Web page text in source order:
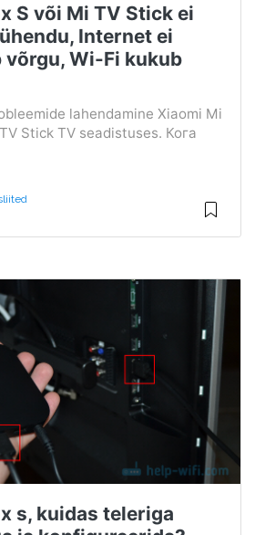
S või Mi TV Stick ei
Internet ei
võrgu, Wi-Fi kukub
lahendamine Xiaomi Mi
Stick TV seadistuses. Кога
s, kuidas teleriga